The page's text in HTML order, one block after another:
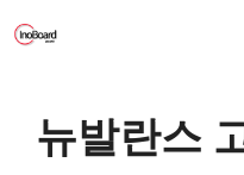
텐
뉴발란스